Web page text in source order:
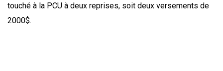
touché à la PCU à deux reprises, soit deux versements de
2000$.